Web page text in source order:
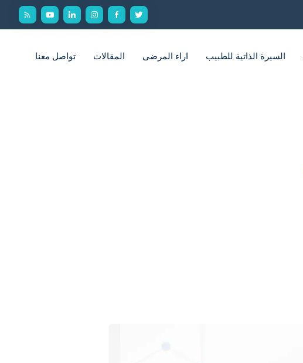
السيرة الذاتية للطبيب اراء المرضى المقالات تواصل معنا